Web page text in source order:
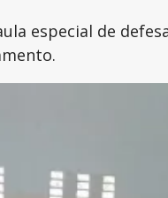
especial de